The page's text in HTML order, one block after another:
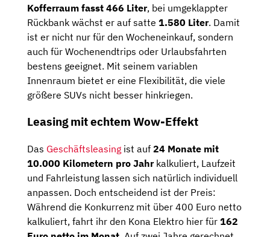
Kofferraum fasst 466 Liter, bei umgeklappter
Rückbank wächst er auf satte 1.580 Liter. Damit
ist er nicht nur für den Wocheneinkauf, sondern
auch für Wochenendtrips oder Urlaubsfahrten
bestens geeignet. Mit seinem variablen
Innenraum bietet er eine Flexibilität, die viele
größere SUVs nicht besser hinkriegen.
Leasing mit echtem Wow-Effekt
Das Geschäftsleasing ist auf 24 Monate mit
10.000 Kilometern pro Jahrkalkuliert, Laufzeit
und Fahrleistung lassen sich natürlich individuell
anpassen. Doch entscheidend ist der Preis:
Während die Konkurrenz mit über 400 Euro netto
kalkuliert, fahrt ihr den Kona Elektro hier für 162